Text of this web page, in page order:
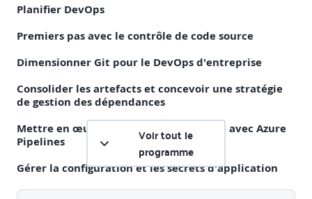
Planifier DevOps
Premiers pas avec le contrôle de code source
Dimensionner Git pour le DevOps d'entreprise
Consolider les artefacts et concevoir une stratégie
de gestion des dépendances
Mettre en œuvre l'intégration continue avec Azure
Pipelines
Gérer la configuration et les secrets d'application
Gérer la qualité du code et la politique de sécurité
Voir tout le
programme